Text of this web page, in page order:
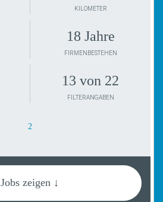
KILOMETER
18 Jahre
FIRMENBESTEHEN
13 von 22
FILTERANGABEN
2
Jobs zeigen ↓